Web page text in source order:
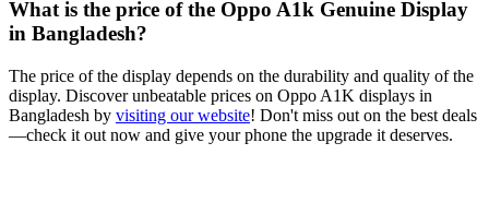
What is the price of the Oppo A1k Genuine Display
in Bangladesh?
The price of the display depends on the durability and quality of the
display. Discover unbeatable prices on Oppo A1K displays in
Bangladesh by visiting our website! Don't miss out on the best deals
—check it out now and give your phone the upgrade it deserves.